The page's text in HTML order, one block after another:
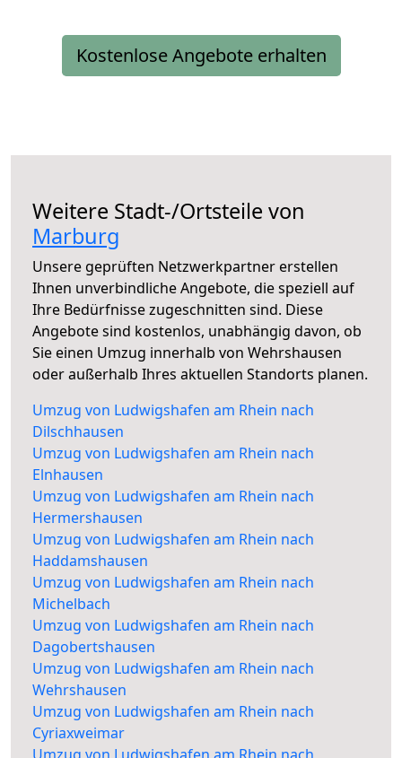
Kostenlose Angebote erhalten
Weitere Stadt-/Ortsteile von
Marburg
Unsere geprüften Netzwerkpartner erstellen
Ihnen unverbindliche Angebote, die speziell auf
Ihre Bedürfnisse zugeschnitten sind. Diese
Angebote sind kostenlos, unabhängig davon, ob
Sie einen Umzug innerhalb von Wehrshausen
oder außerhalb Ihres aktuellen Standorts planen.
Umzug von Ludwigshafen am Rhein nach
Dilschhausen
Umzug von Ludwigshafen am Rhein nach
Elnhausen
Umzug von Ludwigshafen am Rhein nach
Hermershausen
Umzug von Ludwigshafen am Rhein nach
Haddamshausen
Umzug von Ludwigshafen am Rhein nach
Michelbach
Umzug von Ludwigshafen am Rhein nach
Dagobertshausen
Umzug von Ludwigshafen am Rhein nach
Wehrshausen
Umzug von Ludwigshafen am Rhein nach
Cyriaxweimar